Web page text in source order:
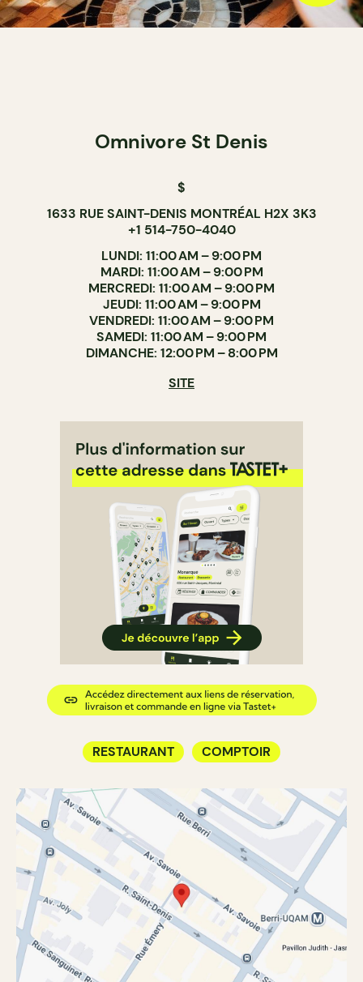
Omnivore St Denis
$
1633 RUE SAINT-DENIS MONTRÉAL H2X 3K3
+1 514-750-4040
LUNDI: 11:00 AM – 9:00 PM
MARDI: 11:00 AM – 9:00 PM
MERCREDI: 11:00 AM – 9:00 PM
JEUDI: 11:00 AM – 9:00 PM
VENDREDI: 11:00 AM – 9:00 PM
SAMEDI: 11:00 AM – 9:00 PM
DIMANCHE: 12:00 PM – 8:00 PM
SITE
RESTAURANT COMPTOIR